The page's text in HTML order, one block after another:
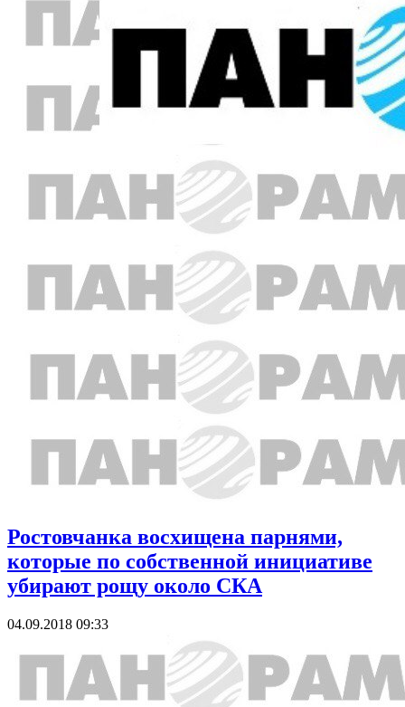
Ростовчанка восхищена парнями,
которые по собственной инициативе
убирают рощу около СКА
04.09.2018 09:33